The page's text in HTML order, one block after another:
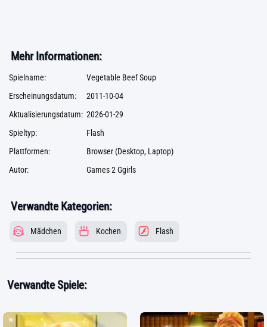
Mehr Informationen:
Spielname:
Vegetable Beef Soup
Erscheinungsdatum:
2011-10-04
Aktualisierungsdatum: 2026-01-29
Spieltyp:
Flash
Plattformen:
Browser (Desktop, Laptop)
Autor:
Games 2 Ggirls
Verwandte Kategorien:
Mädchen Kochen Flash
Verwandte Spiele: